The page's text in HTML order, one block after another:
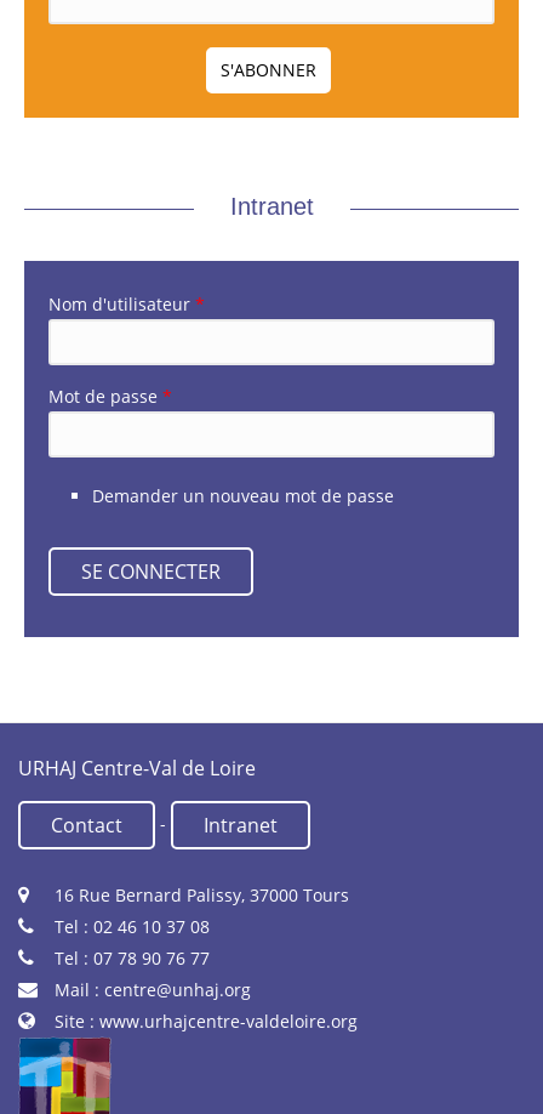
Intranet
Nom d'utilisateur *
Mot de passe *
Demander un nouveau mot de passe
URHAJ Centre-Val de Loire
Contact - Intranet
16 Rue Bernard Palissy, 37000 Tours
Tel : 02 46 10 37 08
Tel : 07 78 90 76 77
Mail : centre@unhaj.org
Site : www.urhajcentre-valdeloire.org